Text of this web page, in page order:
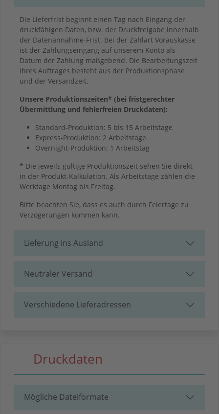
Die Lieferfrist beginnt einen Tag nach Eingang der
druckfähigen Daten, bzw. der Druckfreigabe innerhalb
der Datenannahme-Frist. Bei der Zahlart Vorauskasse
ist der Zahlungseingang auf unserem Konto als
Datum der Zahlung maßgebend. Die Bearbeitungszeit
Ihres Auftrages besteht aus der Produktionsphase
und der Versandzeit.
Unsere Produktionszeiten* (bei fristgerechter
Übermittlung und fehlerfreien Druckdaten):
Standard-Produktion: 5 bis 15 Arbeitstage
Express-Produktion: 2 Arbeitstage
Overnight-Produktion: 1 Arbeitstag
* Die jeweils gültige Produktionszeit sehen Sie direkt
in der Produkt-Kalkulation. Als Arbeitstage zählen die
Werktage Montag bis Freitag.
Bitte beachten Sie, dass es auch durch Feiertage zu
Verzögerungen kommen kann.
Lieferung ins Ausland
Neutraler Versand
Verschiedene Lieferadressen
Druckdaten
Mögliche Dateiformate